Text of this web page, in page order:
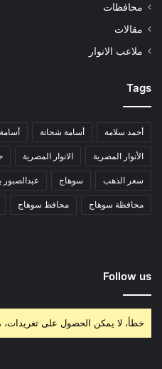
محافظات
مقالات
ملاعب الانوار
Tags
أحمد سلامة أسامة شحاتة
الأنوار المصرية الانوار المصرية
سعر الذهب سوهاج عبدالصبور
محافظة سوهاج محافظ سوهاج
Follow us
خطأ، لا يمكن الحصول على